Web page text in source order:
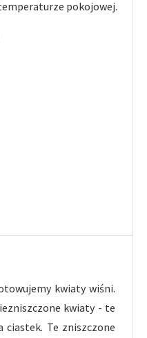
pokojowej.
kwiaty wiśni.
kwiaty - te
ciastek. Te zniszczone